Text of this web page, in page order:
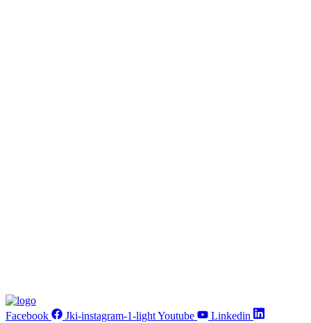
Facebook Jki-instagram-1-lightYoutube Linkedin